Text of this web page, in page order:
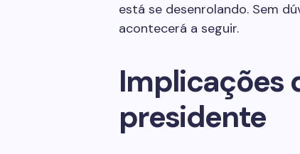
está se desenrolando. Sem
acontecerá a seguir.
Implicações
presidente